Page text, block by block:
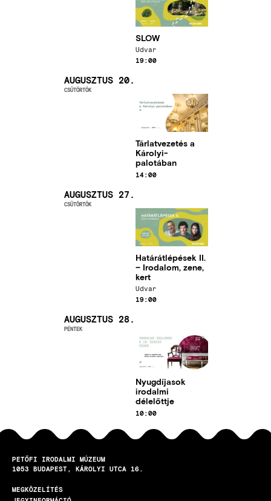
SLOW
Időpont
19:00
Helyszín
Udvar
AUGUSZTUS 20.
CSÜTÖRTÖK
Tárlatvezetés a
Károlyi-
palotában
Kép
Időpont
14:00
AUGUSZTUS 27.
CSÜTÖRTÖK
Határátlépések II.
– Irodalom, zene,
kert
Kép
Időpont
19:00
Helyszín
Udvar
AUGUSZTUS 28.
PÉNTEK
Nyugdíjasok
irodalmi
délelőttje
Kép
Időpont
10:00
PETŐFI IRODALMI MÚZEUM
1053
BUDAPEST KÁROLYI UTCA 16.
LÁBLÉC
MEGKÖZELÍTÉS